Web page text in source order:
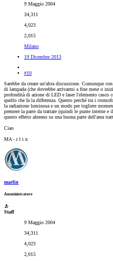
9 Maggio 2004
34,311
4,023
2,015
Milano
19 Dicembre 2013
#10
Sarebbe da creare un'altra discussione. Comunque
di lampada (che dovrebbe arrivarmi a fine mese o
profondità di azione di LED e laser l'elemento casco
quello che fa la differenza. Questo perché tra i
la radiazione luminosa e un modo per togliere
premere la parte da trattare (quindi le punte interne e
questo effetto almeno su una buona parte dell'area
Ciao
MA - r l i n
marlin
Amministratore
Staff
9 Maggio 2004
34,311
4,023
2,015